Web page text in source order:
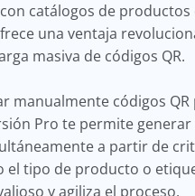
catálogos de productos
una ventaja
masiva de códigos QR.
manualmente códigos QR
Pro te permite
a partir de
el tipo de producto o
y agiliza el proceso,